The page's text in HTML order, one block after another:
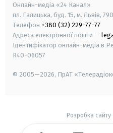
Онлайн-медіа «24 Канал»
пл. Галицька, буд. 15, м. Львів,
Телефон +380 (32) 229-77-77
Адреса електронної пошти —
Ідентифікатор онлайн-медіа в
R40-06057
© 2005—2026, ПрАТ
Розробка сайту